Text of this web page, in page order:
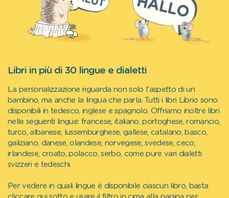
Libri in più di 30 lingue e dialetti
La personalizzazione riguarda non solo l'aspetto di un
bambino, ma anche la lingua che parla. Tutti i libri Librio sono
disponibili in tedesco, inglese e spagnolo. Offriamo inoltre libri
nelle seguenti lingue: francese, italiano, portoghese, romancio,
turco, albanese, lussemburghese, gallese, catalano, basco,
galiziano, danese, olandese, norvegese, svedese, ceco,
irlandese, croato, polacco, serbo, come pure vari dialetti
svizzeri e tedeschi.
Per vedere in quali lingue è disponibile ciascun libro, basta